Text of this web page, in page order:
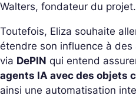
Walters, fondateur du projet.
Toutefois, Eliza souhaite
étendre son influence à des
via DePIN qui entend
agents IA avec des objets
ainsi une automatisation